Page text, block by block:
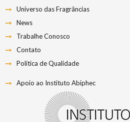
Universo das Fragrâncias
News
Trabalhe Conosco
Contato
Política de Qualidade
Apoio ao Instituto Abiphec